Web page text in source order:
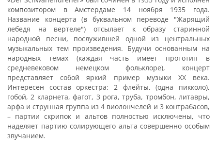
композитором в Амстердаме 14 ноября 1935 года.
Название концерта (в буквальном переводе "Жарящий
лебедя на вертеле") отсылает к образу старинной
народной песни, послужившей одной из центральных
музыкальных тем произведения. Будучи основанным на
народных темах (каждая часть имеет прототип в
средневековом немецком фольклоре), концерт
представляет собой яркий пример музыки ХХ века.
Интересен состав оркестра: 2 флейты, (одна пикколо),
гобой, 2 кларнета, фагот, 3 рога, труба, тромбон, литавры,
арфа и струнная группа из 4 виолончелей и 3 контрабасов,
– партии скрипок и альтов полностью исключены, что
наделяет партию солирующего альта совершенно особым
звучанием.